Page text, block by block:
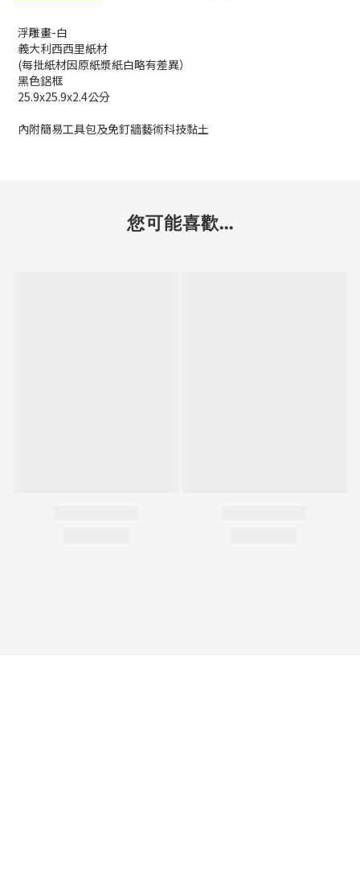
浮雕畫-白
義大利西西里紙材
(每批紙材因原紙漿紙白略有差異）
黑色鋁框
25.9x25.9x2.4公分
內附簡易工具包及免釘牆藝術科技黏土
您可能喜歡...